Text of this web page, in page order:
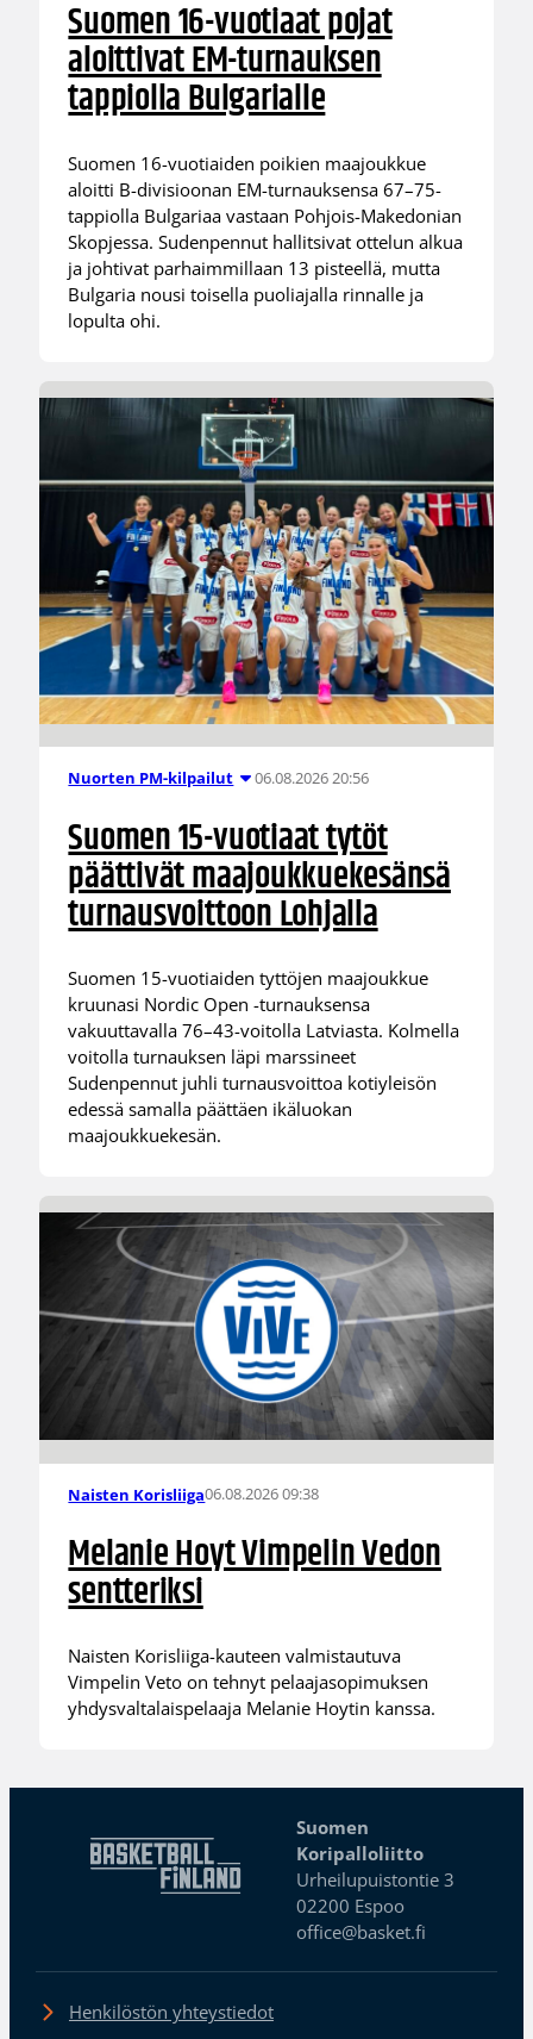
Suomen 16-vuotiaat pojat
aloittivat EM-turnauksen
tappiolla Bulgarialle
Suomen 16-vuotiaiden poikien maajoukkue
aloitti B-divisioonan EM-turnauksensa 67–75-
tappiolla Bulgariaa vastaan Pohjois-Makedonian
Skopjessa. Sudenpennut hallitsivat ottelun alkua
ja johtivat parhaimmillaan 13 pisteellä, mutta
Bulgaria nousi toisella puoliajalla rinnalle ja
lopulta ohi.
Nuorten PM-kilpailut 06.08.2026 20:56
Suomen 15-vuotiaat tytöt
päättivät maajoukkuekesänsä
turnausvoittoon Lohjalla
Suomen 15-vuotiaiden tyttöjen maajoukkue
kruunasi Nordic Open -turnauksensa
vakuuttavalla 76–43-voitolla Latviasta. Kolmella
voitolla turnauksen läpi marssineet
Sudenpennut juhli turnausvoittoa kotiyleisön
edessä samalla päättäen ikäluokan
maajoukkuekesän.
Naisten Korisliiga06.08.2026 09:38
Melanie Hoyt Vimpelin Vedon
sentteriksi
Naisten Korisliiga-kauteen valmistautuva
Vimpelin Veto on tehnyt pelaajasopimuksen
yhdysvaltalaispelaaja Melanie Hoytin kanssa.
Suomen
Koripalloliitto
Urheilupuistontie 3
02200 Espoo
office@basket.fi
Henkilöstön yhteystiedot